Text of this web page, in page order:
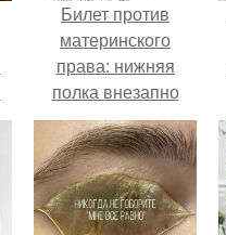
Билет против
материнского
права: нижняя
полка внезапно
нашла законного
владельца.